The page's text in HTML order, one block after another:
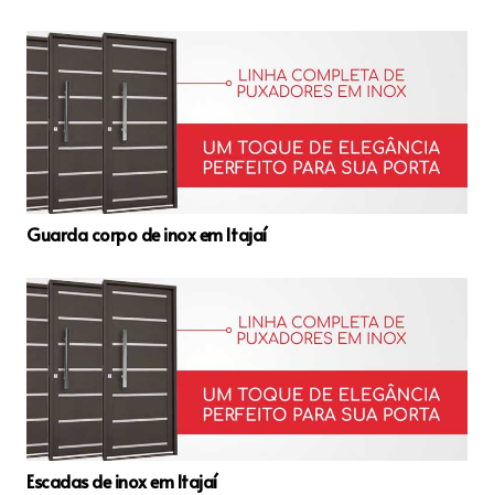
Guarda corpo de inox em Itajaí
Escadas de inox em Itajaí